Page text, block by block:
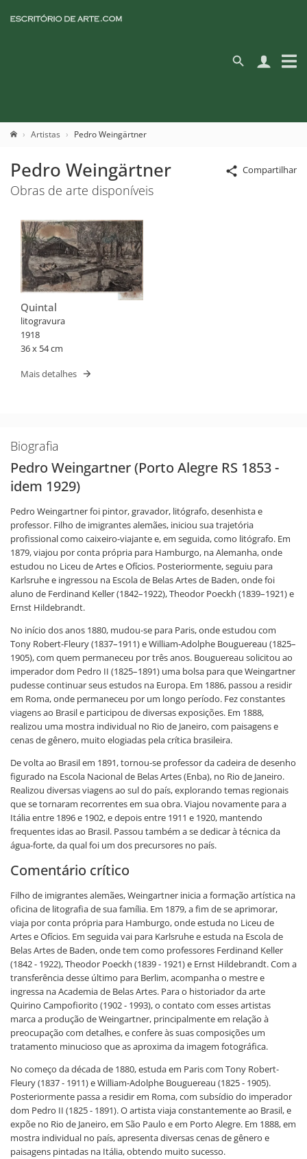
Artistas Pedro Weingärtner
Compartilhar
Pedro Weingärtner
Obras de arte disponíveis
Quintal
litogravura
1918
36 x 54 cm
Mais detalhes
Biografia
Pedro Weingartner (Porto Alegre RS 1853 -
idem 1929)
Pedro Weingartner foi pintor, gravador, litógrafo, desenhista e
professor. Filho de imigrantes alemães, iniciou sua trajetória
profissional como caixeiro-viajante e, em seguida, como litógrafo. Em
1879, viajou por conta própria para Hamburgo, na Alemanha, onde
estudou no Liceu de Artes e Ofícios. Posteriormente, seguiu para
Karlsruhe e ingressou na Escola de Belas Artes de Baden, onde foi
aluno de Ferdinand Keller (1842–1922), Theodor Poeckh (1839–1921) e
Ernst Hildebrandt.
No início dos anos 1880, mudou-se para Paris, onde estudou com
Tony Robert-Fleury (1837–1911) e William-Adolphe Bouguereau (1825–
1905), com quem permaneceu por três anos. Bouguereau solicitou ao
imperador dom Pedro II (1825–1891) uma bolsa para que Weingartner
pudesse continuar seus estudos na Europa. Em 1886, passou a residir
em Roma, onde permaneceu por um longo período. Fez constantes
viagens ao Brasil e participou de diversas exposições. Em 1888,
realizou uma mostra individual no Rio de Janeiro, com paisagens e
cenas de gênero, muito elogiadas pela crítica brasileira.
De volta ao Brasil em 1891, tornou-se professor da cadeira de desenho
figurado na Escola Nacional de Belas Artes (Enba), no Rio de Janeiro.
Realizou diversas viagens ao sul do país, explorando temas regionais
que se tornaram recorrentes em sua obra. Viajou novamente para a
Itália entre 1896 e 1902, e depois entre 1911 e 1920, mantendo
frequentes idas ao Brasil. Passou também a se dedicar à técnica da
água-forte, da qual foi um dos precursores no país.
Comentário crítico
Filho de imigrantes alemães, Weingartner inicia a formação artística na
oficina de litografia de sua família. Em 1879, a fim de se aprimorar,
viaja por conta própria para Hamburgo, onde estuda no Liceu de
Artes e Ofícios. Em seguida vai para Karlsruhe e estuda na Escola de
Belas Artes de Baden, onde tem como professores Ferdinand Keller
(1842 - 1922), Theodor Poeckh (1839 - 1921) e Ernst Hildebrandt. Com a
transferência desse último para Berlim, acompanha o mestre e
ingressa na Academia de Belas Artes. Para o historiador da arte
Quirino Campofiorito (1902 - 1993), o contato com esses artistas
marca a produção de Weingartner, principalmente em relação à
preocupação com detalhes, e confere às suas composições um
tratamento minucioso que as aproxima da imagem fotográfica.
No começo da década de 1880, estuda em Paris com Tony Robert-
Fleury (1837 - 1911) e William-Adolphe Bouguereau (1825 - 1905).
Posteriormente passa a residir em Roma, com subsídio do imperador
dom Pedro II (1825 - 1891). O artista viaja constantemente ao Brasil, e
expõe no Rio de Janeiro, em São Paulo e em Porto Alegre. Em 1888, em
mostra individual no país, apresenta diversas cenas de gênero e
paisagens pintadas na Itália, obtendo muito sucesso.